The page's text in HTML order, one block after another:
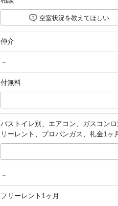
空室状況を教えてほしい
仲介
－
付無料
バストイレ別、エアコン、ガスコン
リーレント、プロパンガス、礼金1ヶ
－
フリーレント1ヶ月